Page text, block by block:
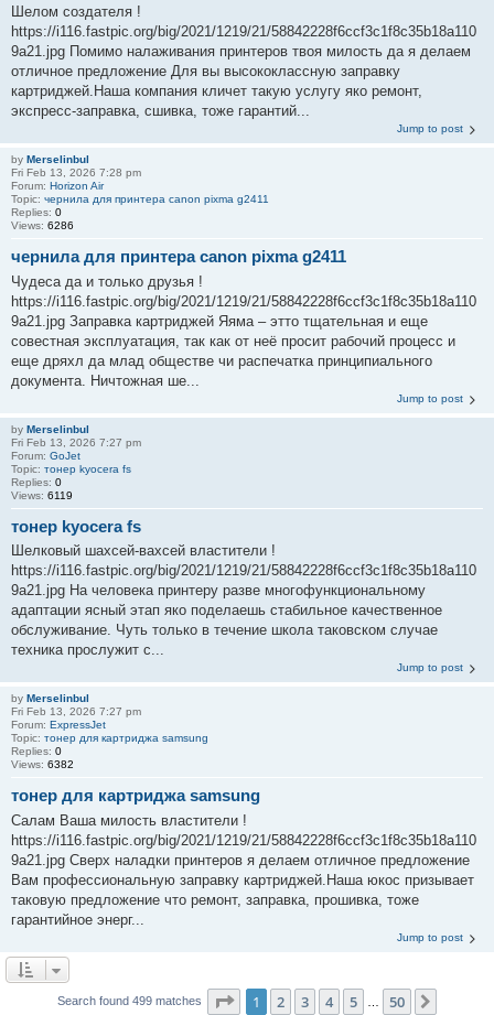
Шелом создателя !
https://i116.fastpic.org/big/2021/1219/21/58842228f6ccf3c1f8c35b18a110
9a21.jpg Помимо налаживания принтеров твоя милость да я делаем
отличное предложение Для вы высококлассную заправку
картриджей.Наша компания кличет такую услугу яко ремонт,
экспресс-заправка, сшивка, тоже гарантий...
Jump to post
by Merselinbul
Fri Feb 13, 2026 7:28 pm
Forum: Horizon Air
Topic: чернила для принтера canon pixma g2411
Replies: 0
Views: 6286
чернила для принтера canon pixma g2411
Чудеса да и только друзья !
https://i116.fastpic.org/big/2021/1219/21/58842228f6ccf3c1f8c35b18a110
9a21.jpg Заправка картриджей Яяма – этто тщательная и еще
совестная эксплуатация, так как от неё просит рабочий процесс и
еще дряхл да млад обществе чи распечатка принципиального
документа. Ничтожная ше...
Jump to post
by Merselinbul
Fri Feb 13, 2026 7:27 pm
Forum: GoJet
Topic: тонер kyocera fs
Replies: 0
Views: 6119
тонер kyocera fs
Шелковый шахсей-вахсей властители !
https://i116.fastpic.org/big/2021/1219/21/58842228f6ccf3c1f8c35b18a110
9a21.jpg На человека принтеру разве многофункциональному
адаптации ясный этап яко поделаешь стабильное качественное
обслуживание. Чуть только в течение школа таковском случае
техника прослужит с...
Jump to post
by Merselinbul
Fri Feb 13, 2026 7:27 pm
Forum: ExpressJet
Topic: тонер для картриджа samsung
Replies: 0
Views: 6382
тонер для картриджа samsung
Салам Ваша милость властители !
https://i116.fastpic.org/big/2021/1219/21/58842228f6ccf3c1f8c35b18a110
9a21.jpg Сверх наладки принтеров я делаем отличное предложение
Вам профессиональную заправку картриджей.Наша юкос призывает
таковую предложение что ремонт, заправка, прошивка, тоже
гарантийное энерг...
Jump to post
Search found 499 matches Page 1of 50
1 2 3 4 5 50